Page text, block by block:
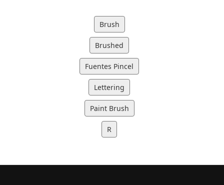
Brush
Brushed
Fuentes Pincel
Lettering
Paint Brush
R